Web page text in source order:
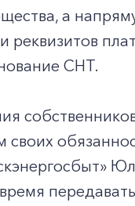
а
реквизитов
СНТ.
передавать